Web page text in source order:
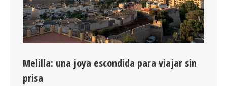
Melilla: una joya escondida para viajar sin
prisa